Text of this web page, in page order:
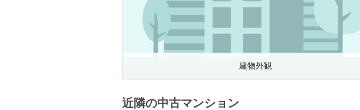
建物外観
近隣の中古マンション